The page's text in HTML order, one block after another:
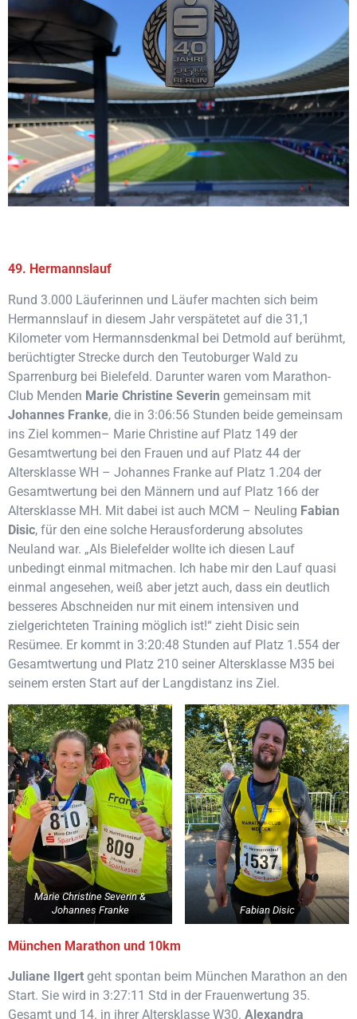
49. Hermannslauf
Rund 3.000 Läuferinnen und Läufer machten sich beim
Hermannslauf in diesem Jahr verspätetet auf die 31,1
Kilometer vom Hermannsdenkmal bei Detmold auf berühmt,
berüchtigter Strecke durch den Teutoburger Wald zu
Sparrenburg bei Bielefeld. Darunter waren vom Marathon-
Club Menden Marie Christine Severin gemeinsam mit
Johannes Franke, die in 3:06:56 Stunden beide gemeinsam
ins Ziel kommen– Marie Christine auf Platz 149 der
Gesamtwertung bei den Frauen und auf Platz 44 der
Altersklasse WH – Johannes Franke auf Platz 1.204 der
Gesamtwertung bei den Männern und auf Platz 166 der
Altersklasse MH. Mit dabei ist auch MCM – Neuling Fabian
Disic, für den eine solche Herausforderung absolutes
Neuland war. „Als Bielefelder wollte ich diesen Lauf
unbedingt einmal mitmachen. Ich habe mir den Lauf quasi
einmal angesehen, weiß aber jetzt auch, dass ein deutlich
besseres Abschneiden nur mit einem intensiven und
zielgerichteten Training möglich ist!“ zieht Disic sein
Resümee. Er kommt in 3:20:48 Stunden auf Platz 1.554 der
Gesamtwertung und Platz 210 seiner Altersklasse M35 bei
seinem ersten Start auf der Langdistanz ins Ziel.
Marie Christine Severin &
Johannes Franke
Fabian Disic
München Marathon und 10km
Juliane Ilgert geht spontan beim München Marathon an den
Start. Sie wird in 3:27:11 Std in der Frauenwertung 35.
Gesamt und 14. in ihrer Altersklasse W30. Alexandra